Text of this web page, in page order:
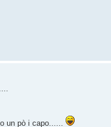
un pò i capo......